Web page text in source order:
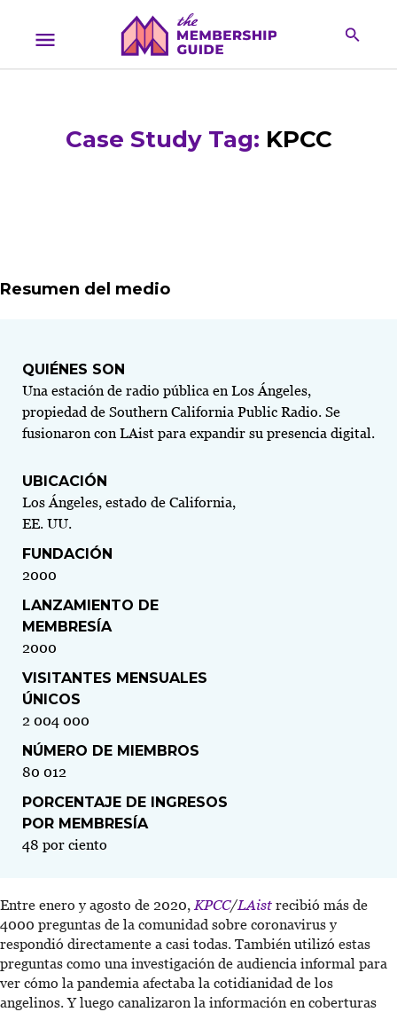
Case Study Tag: KPCC
Resumen del medio
QUIÉNES SON
Una estación de radio pública en Los Ángeles,
propiedad de Southern California Public Radio. Se
fusionaron con LAist para expandir su presencia digital.
UBICACIÓN
Los Ángeles, estado de California,
EE. UU.
FUNDACIÓN
2000
LANZAMIENTO DE
MEMBRESÍA
2000
VISITANTES MENSUALES
ÚNICOS
2 004 000
NÚMERO DE MIEMBROS
80 012
PORCENTAJE DE INGRESOS
POR MEMBRESÍA
48 por ciento
Entre enero y agosto de 2020, KPCC/LAist recibió más de
4000 preguntas de la comunidad sobre coronavirus y
respondió directamente a casi todas. También utilizó estas
preguntas como una investigación de audiencia informal para
ver cómo la pandemia afectaba la cotidianidad de los
angelinos. Y luego canalizaron la información en coberturas